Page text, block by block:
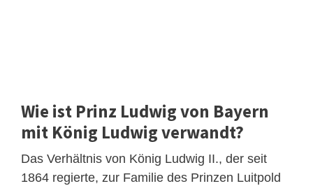
Wie ist Prinz Ludwig von Bayern
mit König Ludwig verwandt?
Das Verhältnis von König Ludwig II., der seit
1864 regierte, zur Familie des Prinzen Luitpold